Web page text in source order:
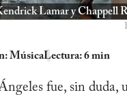
Lamar y Chappell
MúsicaLectura: 6 min
fue, sin duda,